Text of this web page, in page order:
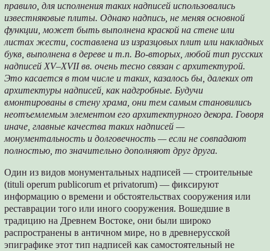
правило, для исполнения таких надписей использовались
известняковые плиты. Однако надпись, не меняя основной
функции, может быть выполнена краской на стене или
листах жести, составлена из изразцовых плит или накладных
букв, выполнена в дереве и т.п. Во-вторых, любой тип русских
надписей XV–XVII вв. очень тесно связан с архитектурой.
Это касается в том числе и таких, казалось бы, далеких от
архитектуры надписей, как надгробные. Будучи
вмонтированы в стену храма, они тем самым становились
неотъемлемым элементом его архитектурного декора. Говоря
иначе, главные качества таких надписей —
монументальность и долговечность — если не совпадают
полностью, то значительно дополняют друг друга.
Один из видов монументальных надписей — строительные
(tituli operum publicorum et privatorum) — фиксируют
информацию о времени и обстоятельствах сооружения или
реставрации того или иного сооружения. Вошедшие в
традицию на Древнем Востоке, они были широко
распространены в античном мире, но в древнерусской
эпиграфике этот тип надписей как самостоятельный не